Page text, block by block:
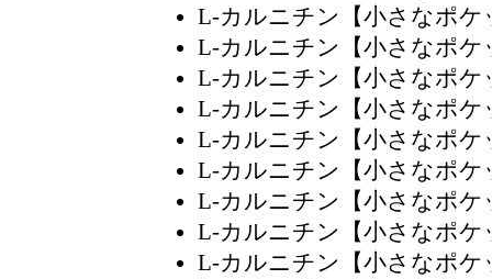
L-カルニチン【小さなポケ
L-カルニチン【小さなポケ
L-カルニチン【小さなポケ
L-カルニチン【小さなポケ
L-カルニチン【小さなポケ
L-カルニチン【小さなポケ
L-カルニチン【小さなポケ
L-カルニチン【小さなポケ
L-カルニチン【小さなポケ